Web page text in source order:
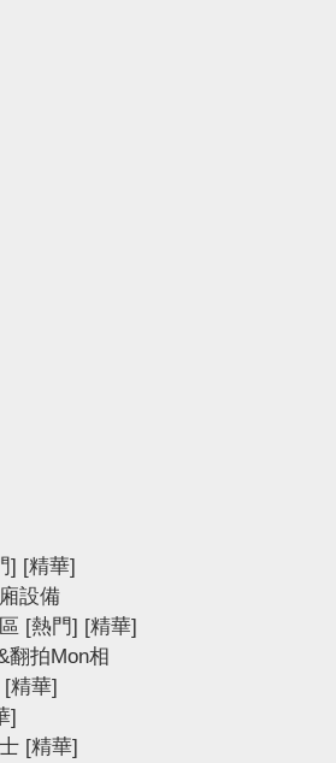
] [精華]
設備
[熱門] [精華]
翻拍Mon相
[精華]
]
[精華]